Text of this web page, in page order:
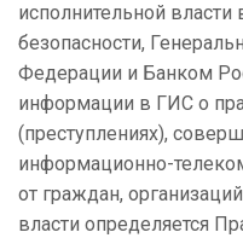
исполнительной власти
безопасности,
Федерации и Банком
информации в ГИС о
(преступлениях),
информационно-
от граждан,
власти определяется